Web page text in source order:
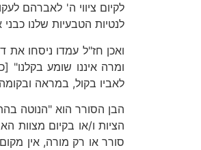
לקיום ציווי ה' לאברהם
לנטיות הטבעיות שלנו
ואכן חז"ל עמדו ניסחו את
ומרה איננו שומע
לאביו בקול, במראה
הבן הסורר הוא "הנוטה
הציות ו/או בקיום מצוות
סורר או רק מורה, אין